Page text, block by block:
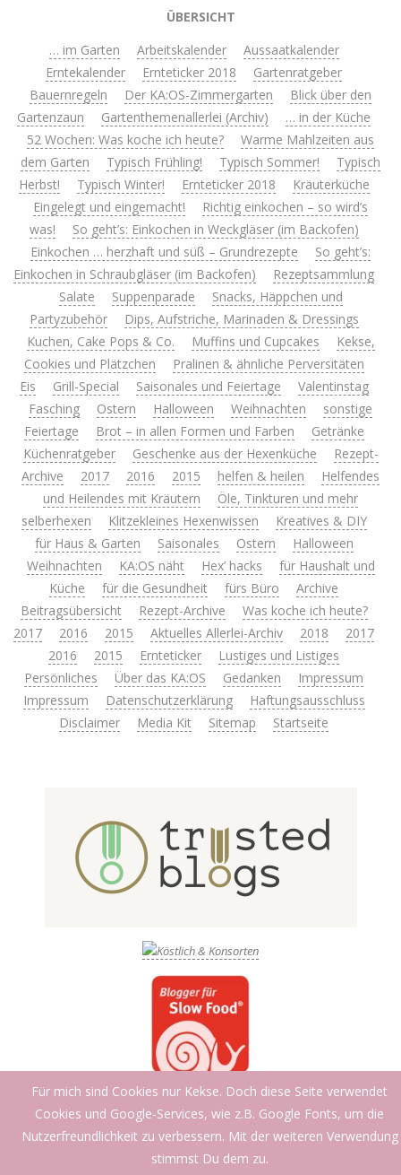
ÜBERSICHT
… im Garten
Arbeitskalender
Aussaatkalender
Erntekalender
Ernteticker 2018
Gartenratgeber
Bauernregeln
Der KA:OS-Zimmergarten
Blick über den
Gartenzaun
Gartenthemenallerlei (Archiv)
… in der Küche
52 Wochen: Was koche ich heute?
Warme Mahlzeiten aus
dem Garten
Typisch Frühling! Typisch Sommer!
Typisch
Herbst!
Typisch Winter! Ernteticker 2018
Kräuterküche
Eingelegt und eingemacht!
Richtig einkochen – so wird’s
was!
So geht’s: Einkochen in Weckgläser (im Backofen)
Einkochen … herzhaft und süß – Grundrezepte
So geht’s:
Einkochen in Schraubgläser (im Backofen)
Rezeptsammlung
Salate
Suppenparade
Snacks, Häppchen und
Partyzubehör
Dips, Aufstriche, Marinaden & Dressings
Kuchen, Cake Pops & Co.
Muffins und Cupcakes
Kekse,
Cookies und Plätzchen
Pralinen & ähnliche Perversitäten
Eis
Grill-Special Saisonales und Feiertage
Valentinstag
Fasching
Ostern Halloween Weihnachten
sonstige
Feiertage
Brot – in allen Formen und Farben
Getränke
Küchenratgeber
Geschenke aus der Hexenküche
Rezept-
Archive
2017 2016 2015 helfen & heilen
Helfendes
und Heilendes mit Kräutern
Öle, Tinkturen und mehr
selberhexen
Klitzekleines Hexenwissen
Kreatives & DIY
für Haus & Garten
Saisonales Ostern
Halloween
Weihnachten
KA:OS näht Hex’ hacks
für Haushalt und
Küche
für die Gesundheit fürs Büro
Archive
Beitragsübersicht
Rezept-Archive
Was koche ich heute?
2017
2016 2015 Aktuelles Allerlei-Archiv 2018
2017
2016
2015 Ernteticker
Lustiges und Listiges
Persönliches
Über das KA:OS Gedanken
Impressum
Impressum
Datenschutzerklärung
Haftungsausschluss
Disclaimer
Media Kit Sitemap Startseite
Für mich sind Cookies nur Kekse. Doch diese Seite verwendet
Cookies und Google-Services, wie z.B. Google Fonts, um die
Nutzerfreundlichkeit zu verbessern. Mit der weiteren Verwendung
stimmst Du dem zu.